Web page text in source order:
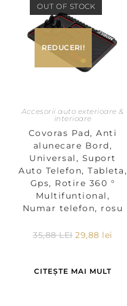
OUT OF STOCK
REDUCERI!
Accesorii auto exterioare &
interioare
Covoras Pad, Anti
alunecare Bord,
Universal, Suport
Auto Telefon, Tableta,
Gps, Rotire 360 °
Multifuntional,
Numar telefon, rosu
35,88LEI 29,88 lei
CITEȘTE MAI MULT